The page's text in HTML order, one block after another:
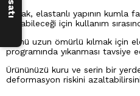
Ancak, elastanlı yapının kumla
yapabileceği için kullanım
Ürünü uzun ömürlü kılmak için
programında yıkanması tavsiye
Ürününüzü kuru ve serin bir
deformasyon riskini